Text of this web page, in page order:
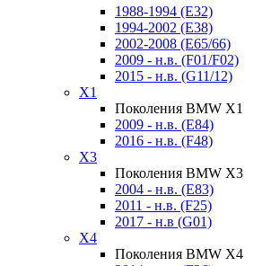
1988-1994 (E32)
1994-2002 (E38)
2002-2008 (E65/66)
2009 - н.в. (F01/F02)
2015 - н.в. (G11/12)
X1
Поколения BMW X1
2009 - н.в. (E84)
2016 - н.в. (F48)
X3
Поколения BMW X3
2004 - н.в. (E83)
2011 - н.в. (F25)
2017 - н.в (G01)
X4
Поколения BMW X4